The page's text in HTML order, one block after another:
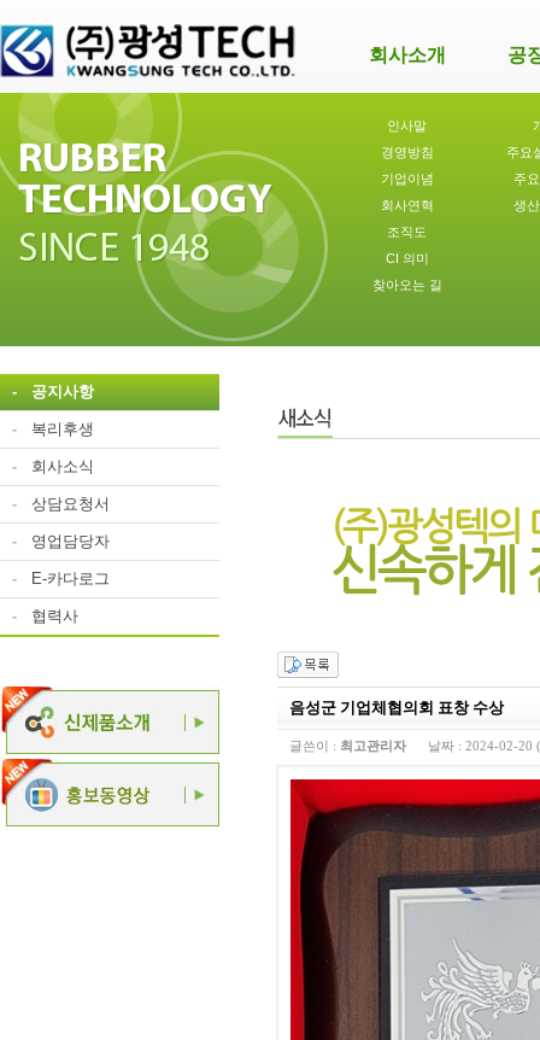
회사소개 공
인사말
경영방침
기업이념
회사연혁
조직도
CI 의미
찾아오는 길
주요
주
생
- 공지사항
- 복리후생
- 회사소식
- 상담요청서
- 영업담당자
- E-카다로그
- 협력사
음성군 기업체협의회 표창 수상
글쓴이 : 최고관리자 날짜 : 2024-02-20